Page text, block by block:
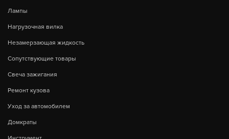
Лампы
Нагрузочная вилка
Незамерзающая жидкость
Сопутствующие товары
Свеча зажигания
Ремонт кузова
Уход за автомобилем
Домкраты